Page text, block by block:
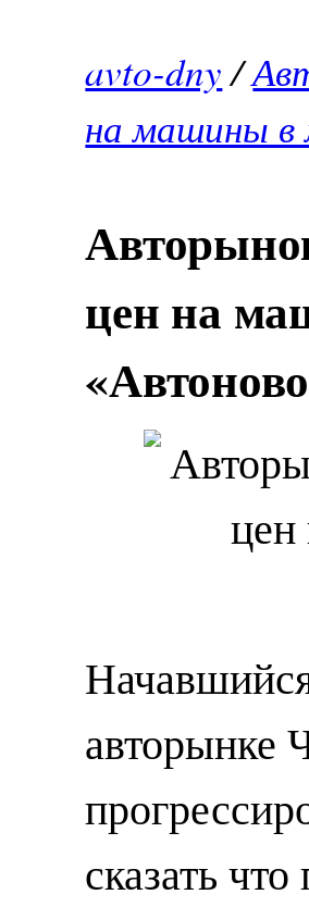
avto-dny/
на машины в
цен на
авторынке
сказать